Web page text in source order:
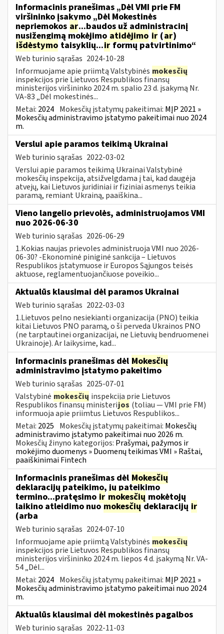
Informacinis pranešimas „Dėl VMI prie FM
viršininko įsakymo „Dėl Mokestinės
nepriemokos ar...baudos už administracinį
nusižengimą mokėjimo atidėjimo ir (ar)
išdėstymo taisyklių...irformų patvirtinimo“
Web turinio sąrašas 2024-10-28
Informuojame apie priimtą Valstybinės mokesčių
inspekcijos prie Lietuvos Respublikos finansų
ministerijos viršininko 2024 m. spalio 23 d. įsakymą Nr.
VA-83 „Dėl mokestinės...
Metai: 2024 Mokesčių įstatymų pakeitimai: MĮP 2021 »
Mokesčių administravimo įstatymo pakeitimai nuo 2024
m.
Verslui apie paramos teikimą Ukrainai
Web turinio sąrašas 2022-03-02
Verslui apie paramos teikimą Ukrainai Valstybinė
mokesčių inspekcija, atsižvelgdama į tai, kad daugėja
atvejų, kai Lietuvos juridiniai ir fiziniai asmenys teikia
paramą, remiant Ukrainą, paaiškina...
Vieno langelio prievolės, administruojamos VMI
nuo 2026-06-30
Web turinio sąrašas 2026-06-29
1.Kokias naujas prievoles administruoja VMI nuo 2026-
06-30? -Ekonominė piniginė sankcija – Lietuvos
Respublikos įstatymuose ir Europos Sąjungos teisės
aktuose, reglamentuojančiuose poveikio...
Aktualūs klausimai dėl paramos Ukrainai
Web turinio sąrašas 2022-03-03
1.Lietuvos pelno nesiekianti organizacija (PNO) teikia
kitai Lietuvos PNO paramą, o ši perveda Ukrainos PNO
(ne tarptautinei organizacijai, ne Lietuvių bendruomenei
Ukrainoje). Ar laikysime, kad...
Informacinis pranešimas dėl Mokesčių
administravimo įstatymo pakeitimo
Web turinio sąrašas 2025-07-01
Valstybinė mokesčių inspekcija prie Lietuvos
Respublikos finansų ministerijos (toliau — VMI prie FM)
informuoja apie priimtus Lietuvos Respublikos...
Metai: 2025 Mokesčių įstatymų pakeitimai: Mokesčių
administravimo įstatymo pakeitimai nuo 2026 m.
Mokesčių žinyno kategorijos: Prašymai, pažymos ir
mokėjimo duomenys » Duomenų teikimas VMI » Raštai,
paaiškinimai Fintech
Informacinis pranešimas dėl Mokesčių
deklaracijų pateikimo, jų pateikimo
termino...pratęsimo ir mokesčių mokėtojų
laikino atleidimo nuomokesčiųdeklaracijų ir
(arba
Web turinio sąrašas 2024-07-10
Informuojame apie priimtą Valstybinės mokesčių
inspekcijos prie Lietuvos Respublikos finansų
ministerijos viršininko 2024 m. liepos 4 d. įsakymą Nr. VA-
54 „Dėl...
Metai: 2024 Mokesčių įstatymų pakeitimai: MĮP 2021 »
Mokesčių administravimo įstatymo pakeitimai nuo 2024
m.
Aktualūs klausimai dėl mokestinės pagalbos
Web turinio sąrašas 2022-11-03